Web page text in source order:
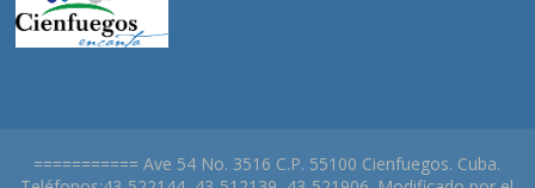
=========== Ave 54 No. 3516 C.P. 55100 Cienfuegos. Cuba.